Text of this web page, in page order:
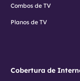
Combos de TV
Planos de TV
Cobertura de